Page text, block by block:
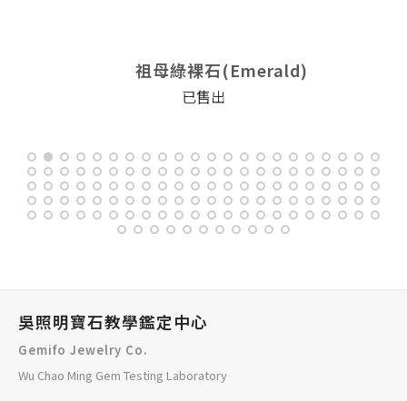
祖母綠裸石(Emerald)
已售出
吳照明寶石教學鑑定中心
Gemifo Jewelry Co.
Wu Chao Ming Gem Testing Laboratory